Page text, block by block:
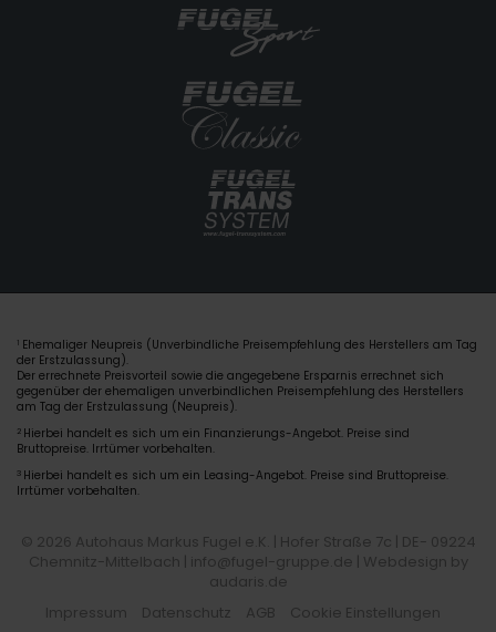
1 Ehemaliger Neupreis (Unverbindliche Preisempfehlung des Herstellers am Tag
der Erstzulassung).
Der errechnete Preisvorteil sowie die angegebene Ersparnis errechnet sich
gegenüber der ehemaligen unverbindlichen Preisempfehlung des Herstellers
am Tag der Erstzulassung (Neupreis).
2 Hierbei handelt es sich um ein Finanzierungs-Angebot. Preise sind
Bruttopreise. Irrtümer vorbehalten.
3 Hierbei handelt es sich um ein Leasing-Angebot. Preise sind Bruttopreise.
Irrtümer vorbehalten.
© 2026 Autohaus Markus Fugel e.K. | Hofer Straße 7c | DE- 09224
Chemnitz-Mittelbach | info@fugel-gruppe.de | Webdesign by
audaris.de
Impressum
Datenschutz AGB Cookie Einstellungen